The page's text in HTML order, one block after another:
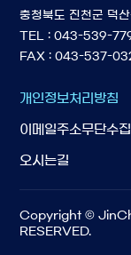
충청북도 진천군 덕
TEL : 043-539-
FAX : 043-537-
개인정보처리방침
이메일주소무단수
오시는길
Copyright ©
RESERVED.